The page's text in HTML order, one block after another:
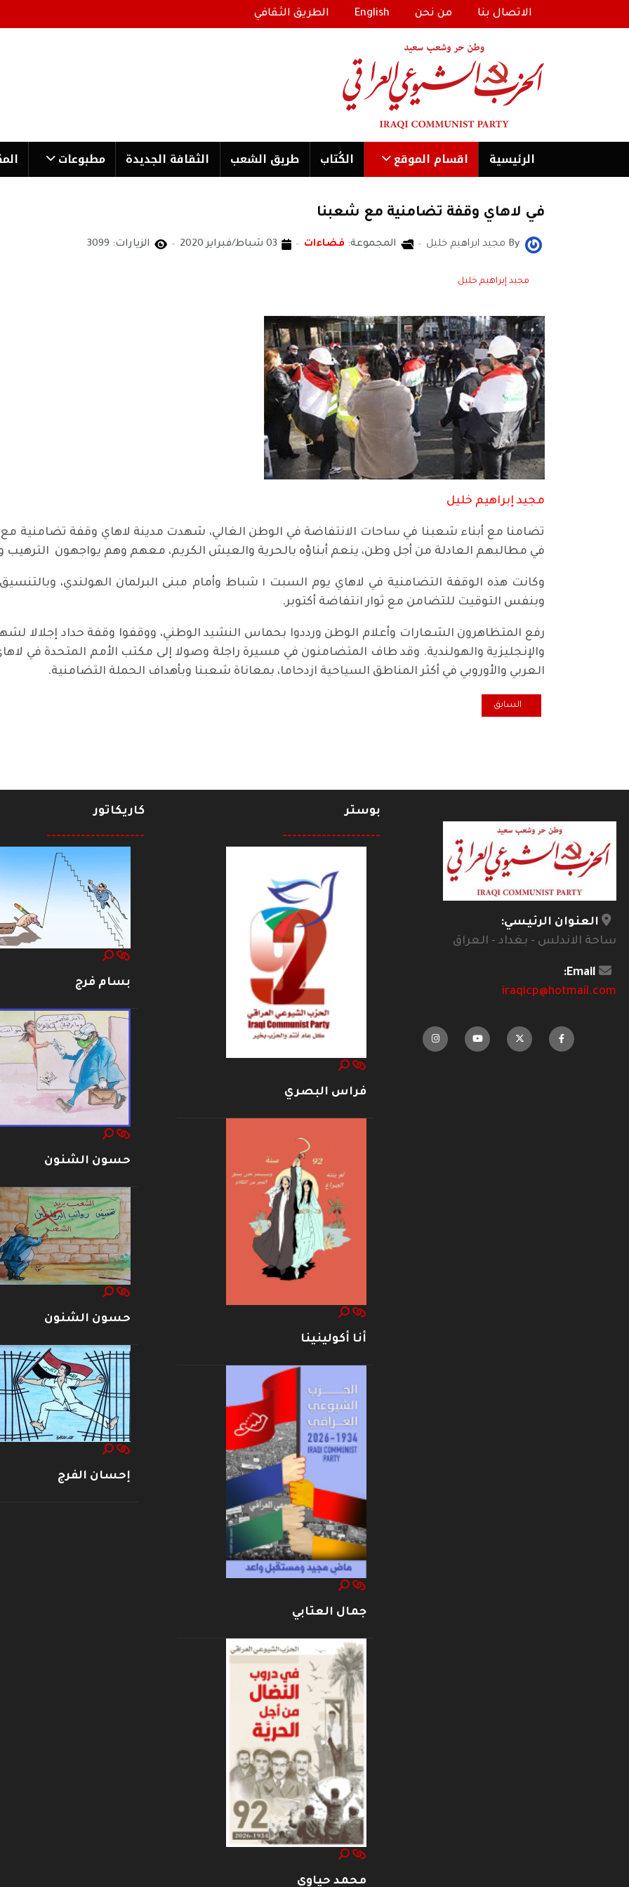
الاتصال بنا من نحن English الطريق الثقافي
الرئیسية اقسام الموقع الكُتاب طریق الشعب الثقافة الجدیدة مطبوعات
في لاهاي وقفة تضامنية مع شعبنا
By مجيد ابراهيم خليل المجموعة: فضاءات 03 شباط/فبراير 2020 الزيارات: 3099
مجيد إبراهيم خليل
مجيد إبراهيم خليل
تضامنا مع أبناء شعبنا في ساحات الانتفاضة في الوطن الغالي، شهدت مدينة لاهاي وقفة تضامنية
في مطالبهم العادلة من أجل وطن، ينعم أبناؤه بالحرية والعيش الكريم، معهم وهم يواجهون الترهيب
وكانت هذه الوقفة التضامنية في لاهاي يوم السبت ١ شباط وأمام مبنى
وبنفس التوقيت للتضامن مع ثوار انتفاضة أكتوبر.
رفع المتظاهرون الشعارات وأعلام الوطن ورددوا بحماس النشيد الوطني، ووقفوا وقفة حداد إجلالا
والإنجليزية والهولندية. وقد طاف المتضامنون في مسيرة راجلة وصولا إلى مكتب الأمم المتحدة في
العربي والأوروبي في أكثر المناطق السياحية ازدحاما، بمعاناة شعبنا وبأهداف الحملة التضامنية.
المقال السابق: على قاعة الجواهري.. كاظم السلوم عن توثيق ثورة تشرين سينمائيا
السابق
العنوان الرئيسي:
ساحة الاندلس - بغداد - العراق
Email:
iraqicp@hotmail.com
بوستر
--------------------
فراس البصري
أنا أكولينينا
جمال العتابي
محمد حياوي
كاريكاتور
--------------------
بسام فرج
حسون الشنون
حسون الشنون
إحسان الفرج